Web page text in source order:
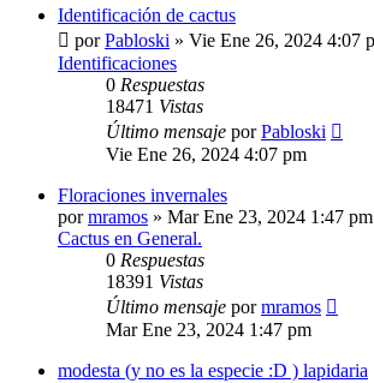
Identificación de cactus
porPabloski » Vie Ene 26, 2024 4:07
Identificaciones
0 Respuestas
18471 Vistas
Último mensaje porPabloski
Vie Ene 26, 2024 4:07 pm
Floraciones invernales
pormramos » Mar Ene 23, 2024 1:47 pm
Cactus en General.
0 Respuestas
18391 Vistas
Último mensaje pormramos
Mar Ene 23, 2024 1:47 pm
modesta (y no es la especie :D ) lapidaria